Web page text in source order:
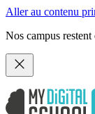
Aller au contenu
Nos campus